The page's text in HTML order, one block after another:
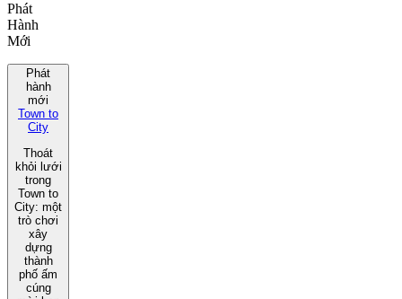
Phát
Hành
Mới
Phát
hành
mới
Town to
City
Thoát
khỏi lưới
trong
Town to
City: một
trò chơi
xây
dựng
thành
phố ấm
cúng